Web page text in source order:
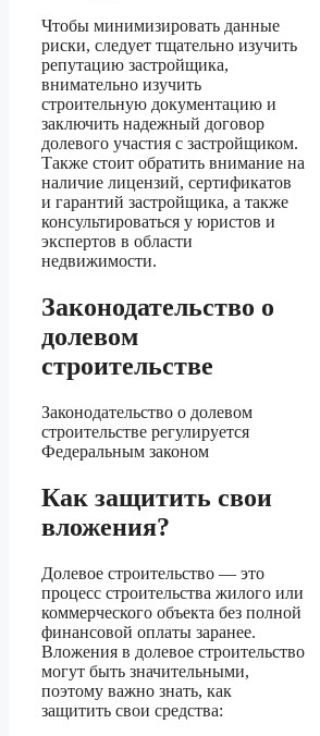
Чтобы минимизировать данные
риски, следует тщательно изучить
репутацию застройщика,
внимательно изучить
строительную документацию и
заключить надежный договор
долевого участия с застройщиком.
Также стоит обратить внимание на
наличие лицензий, сертификатов
и гарантий застройщика, а также
консультироваться у юристов и
экспертов в области
недвижимости.
Законодательство о
долевом
строительстве
Законодательство о долевом
строительстве регулируется
Федеральным законом
Как защитить свои
вложения?
Долевое строительство — это
процесс строительства жилого или
коммерческого объекта без полной
финансовой оплаты заранее.
Вложения в долевое строительство
могут быть значительными,
поэтому важно знать, как
защитить свои средства: